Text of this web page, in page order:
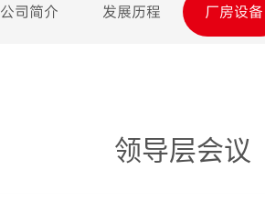
公司简介 发展历程 厂房设备
领导层会议